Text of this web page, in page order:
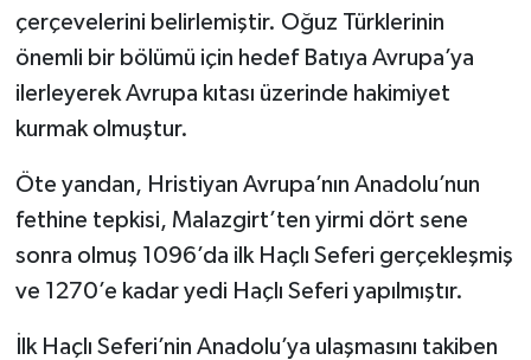
çerçevelerini belirlemiştir. Oğuz Türklerinin
önemli bir bölümü için hedef Batıya Avrupa’ya
ilerleyerek Avrupa kıtası üzerinde hakimiyet
kurmak olmuştur.
Öte yandan, Hristiyan Avrupa’nın Anadolu’nun
fethine tepkisi, Malazgirt’ten yirmi dört sene
sonra olmuş 1096’da ilk Haçlı Seferi gerçekleşmiş
ve 1270’e kadar yedi Haçlı Seferi yapılmıştır.
İlk Haçlı Seferi’nin Anadolu’ya ulaşmasını takiben